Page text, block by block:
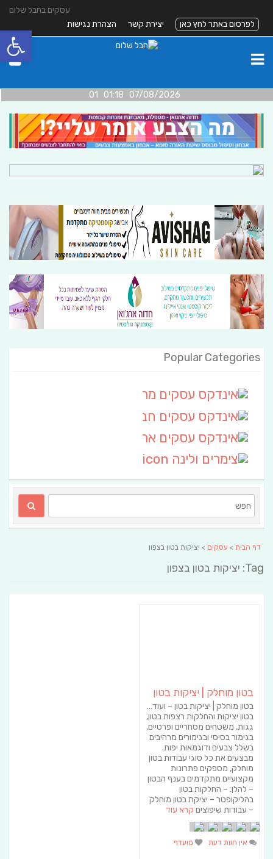
עסקים בחבל שלום
לפרסום באתר לחץ כאן
יצירת קשר הצהרת נגישות
07/08/2026 01:18 01
Popular Categories
דף הבית > עסקים > יציקות בטון בצפון
Tag: יציקות בטון בצפון
בטון מוחלק | יציקות בטון
בטון מוחלק | יציקות בטון – ועוד…
בטון יציקות והחלקות רצפות בטון,
גגות, משטחים מסחריים ופרטיים,
בגימור בסיסי ובגימורים מרהיבים
בשלל צבעים ודוגמאות יפות.
מבצעים את כל סוגי עבודות בטון
מוחלק, מספקים פתרונות
מקצועיים מתקדמים בענף הבטון
– להלן: – החלקות בטון
בהליקופטר – יציקת בטון מוחלק
– עבודות שיפוצים קרא עוד
אין חוות דעת מועדף
פתח